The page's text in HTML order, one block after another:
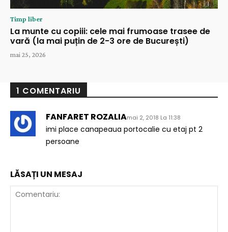
Timp liber
La munte cu copiii: cele mai frumoase trasee de
vară (la mai puțin de 2-3 ore de București)
mai 25, 2026
1 COMENTARIU
FANFARET ROZALIAmai 2, 2018 La 11:38
imi place canapeaua portocalie cu etaj pt 2
persoane
LĂSAȚI UN MESAJ